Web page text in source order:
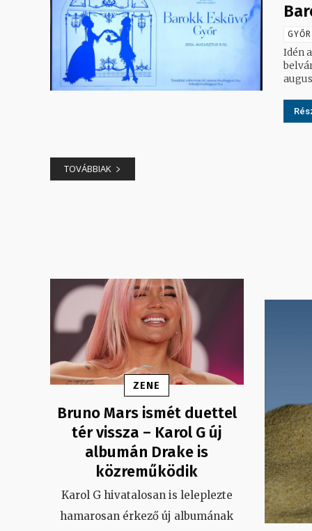
Idén
TOVÁBBIAK
ZENE
Bruno Mars ismét duettel
tér vissza – Karol G új
albumán Drake is
közreműködik
Karol G hivatalosan is leleplezte
hamarosan érkező új albumának